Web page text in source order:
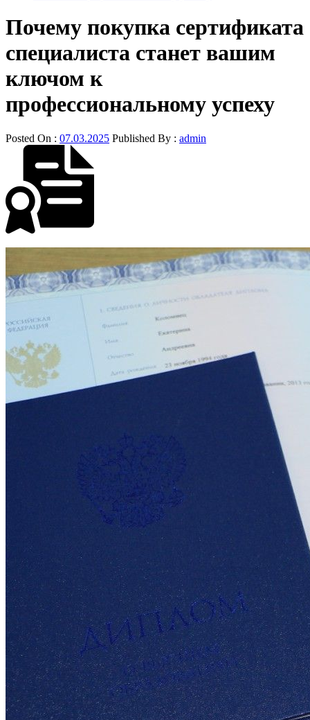
Почему покупка сертификата
специалиста станет вашим
ключом к
профессиональному успеху
Posted On : 07.03.2025 Published By : admin